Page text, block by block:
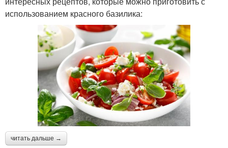
использованием красного базилика:
читать дальше →